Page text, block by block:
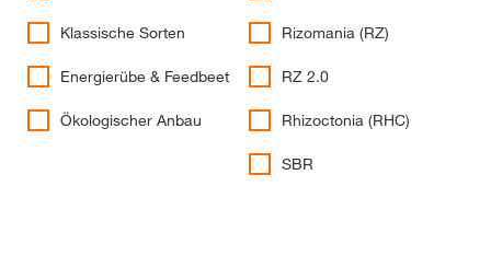
Klassische Sorten
Energierübe & Feedbeet
Ökologischer Anbau
Rizomania (RZ)
RZ 2.0
Rhizoctonia (RHC)
SBR